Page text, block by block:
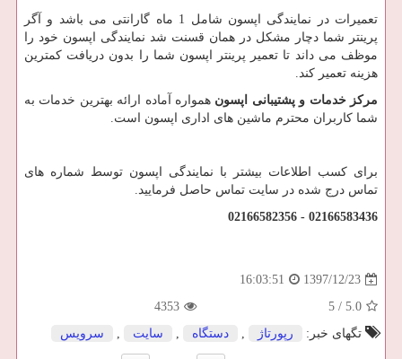
تعمیرات در نمایندگی اپسون شامل 1 ماه گارانتی می باشد و آگر
پرینتر شما دچار مشکل در همان قسنت شد نمایندگی اپسون خود را
موظف می داند تا تعمیر پرینتر اپسون شما را بدون دریافت کمترین
هزینه تعمیر کند.
مرکز خدمات و پشتیبانی اپسون همواره آماده ارائه بهترین خدمات به
شما کاربران محترم ماشین های اداری اپسون است.
برای کسب اطلاعات بیشتر با نمایندگی اپسون توسط شماره های
تماس درج شده در سایت تماس حاصل فرمایید.
02166583436 - 02166582356
1397/12/23
16:03:51
5.0
/
5
4353
تگهای خبر:
رپورتاژ , دستگاه , سایت , سرویس